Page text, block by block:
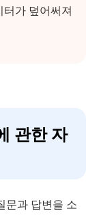
가 덮어써져
관한 자
문과 답변을 소